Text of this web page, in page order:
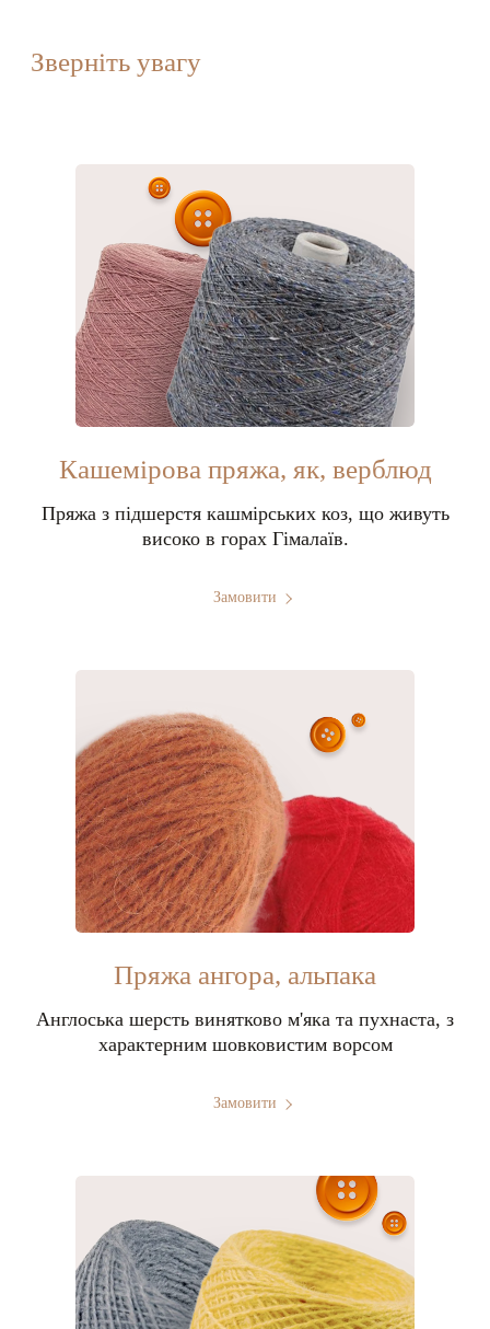
Зверніть увагу
Кашемірова пряжа, як, верблюд
Пряжа з підшерстя кашмірських коз, що живуть
високо в горах Гімалаїв.
Замовити
Пряжа ангора, альпака
Англоська шерсть винятково м'яка та пухнаста, з
характерним шовковистим ворсом
Замовити